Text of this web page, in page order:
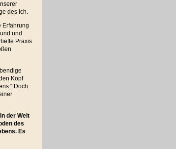
des Ich.
Erfahrung
und
Praxis
Kopf
Doch
der Welt
des
Es